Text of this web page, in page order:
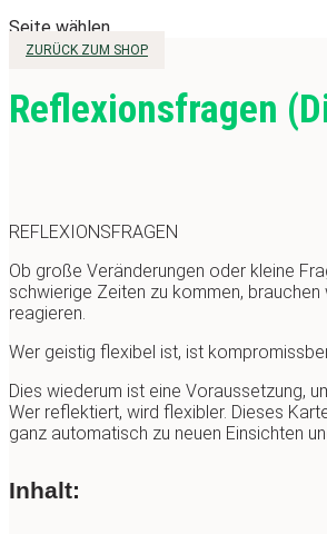
Seite wählen
ZURÜCK ZUM SHOP
Reflexionsfragen
REFLEXIONSFRAGEN
Ob große Veränderungen oder kleine
schwierige Zeiten zu kommen,
reagieren.
Wer geistig flexibel ist, ist
Dies wiederum ist eine Voraussetzung,
Wer reflektiert, wird flexibler. Dieses
ganz automatisch zu neuen Einsichten
Inhalt: